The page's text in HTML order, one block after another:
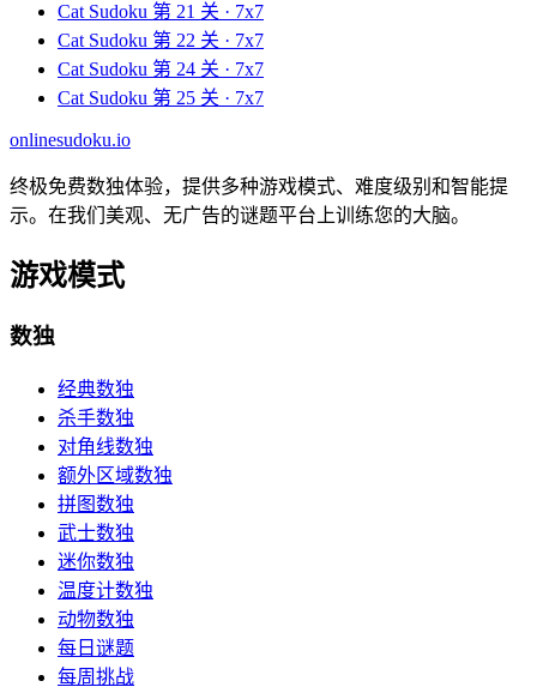
Cat Sudoku 第 21 关 · 7x7
Cat Sudoku 第 22 关 · 7x7
Cat Sudoku 第 24 关 · 7x7
Cat Sudoku 第 25 关 · 7x7
onlinesudoku.io
终极免费数独体验，提供多种游戏模式、难度级别和智能提
示。在我们美观、无广告的谜题平台上训练您的大脑。
游戏模式
数独
经典数独
杀手数独
对角线数独
额外区域数独
拼图数独
武士数独
迷你数独
温度计数独
动物数独
每日谜题
每周挑战